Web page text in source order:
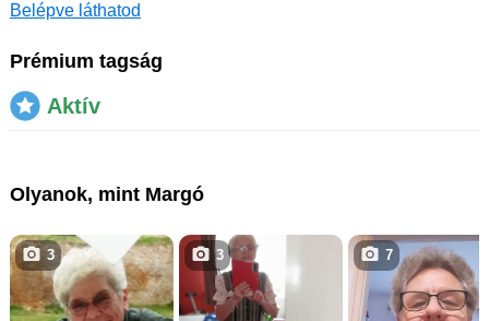
Belépve láthatod
Prémium tagság
Aktív
Olyanok, mint Margó
3 3 7